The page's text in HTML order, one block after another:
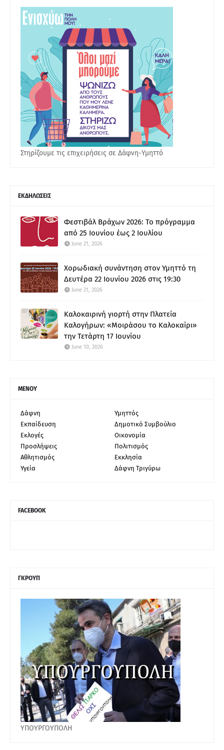
Στηρίζουμε τις επιχειρήσεις σε Δάφνη-Υμηττό
ΕΚΔΗΛΩΣΕΙΣ
Φεστιβάλ Βράχων 2026: Το πρόγραμμα
από 25 Ιουνίου έως 2 Ιουλίου
June 21, 2026
Χορωδιακή συνάντηση στον Υμηττό τη
Δευτέρα 22 Ιουνίου 2026 στις 19:30
June 21, 2026
Καλοκαιρινή γιορτή στην Πλατεία
Καλογήρων: «Μοιράσου το Καλοκαίρι»
την Τετάρτη 17 Ιουνίου
June 10, 2026
ΜΕΝΟΥ
Δάφνη
Υμηττός
Εκπαίδευση
Δημοτικό Συμβούλιο
Εκλογές
Οικονομία
Προσλήψεις
Πολιτισμός
Αθλητισμός
Εκκλησία
Υγεία
Δάφνη Τριγύρω
FACEBOOK
ΓΚΡΟΥΠ
ΥΠΟΥΡΓΟΥΠΟΛΗ